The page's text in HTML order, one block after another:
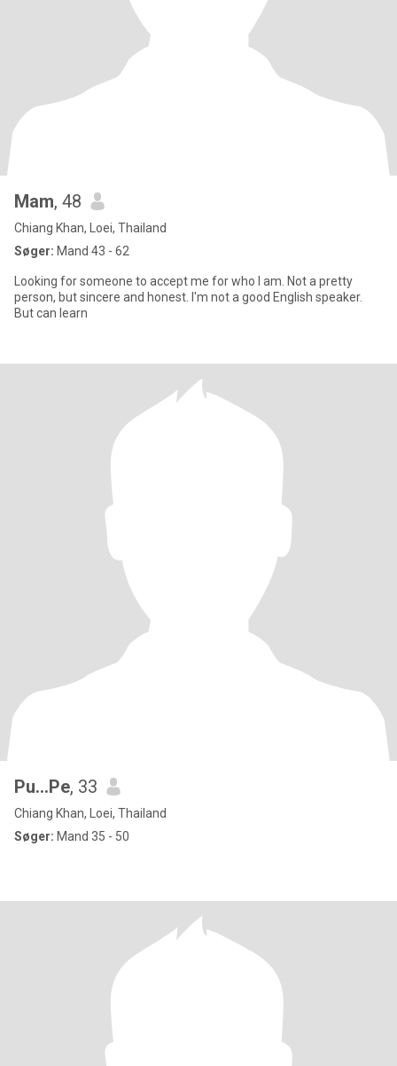
Mam, 48
Chiang Khan, Loei, Thailand
Søger: Mand 43 - 62
Looking for someone to accept me for who I am. Not a pretty
person, but sincere and honest. I'm not a good English speaker.
But can learn
Pu...Pe, 33
Chiang Khan, Loei, Thailand
Søger: Mand 35 - 50